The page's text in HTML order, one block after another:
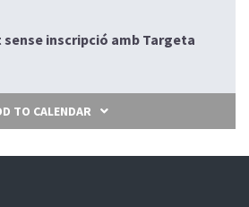
inscripció amb Targeta
TO CALENDAR